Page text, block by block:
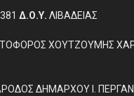
Δ.Ο.Υ. ΛΙΒΑΔΕΙΑΣ
ΧΟΥΤΖΟΥΜΗΣ
ΔΗΜΑΡΧΟΥ Ι.